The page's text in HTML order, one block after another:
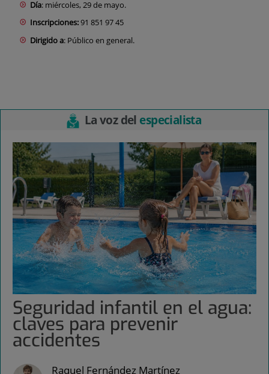
Día: miércoles, 29 de mayo.
Inscripciones:91 851 97 45
Dirigido a: Público en general.
La voz del especialista
Seguridad infantil en el agua:
claves para prevenir
accidentes
Raquel Fernández Martínez